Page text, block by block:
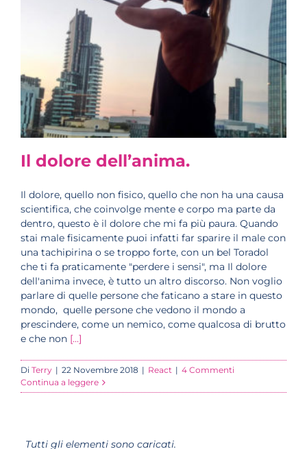
Il dolore dell’anima.
Il dolore, quello non fisico, quello che non ha una causa
scientifica, che coinvolge mente e corpo ma parte da
dentro, questo è il dolore che mi fa più paura. Quando
stai male fisicamente puoi infatti far sparire il male con
una tachipirina o se troppo forte, con un bel Toradol
che ti fa praticamente "perdere i sensi", ma Il dolore
dell'anima invece, è tutto un altro discorso. Non voglio
parlare di quelle persone che faticano a stare in questo
mondo, quelle persone che vedono il mondo a
prescindere, come un nemico, come qualcosa di brutto
e che non [...]
Di Terry | 22 Novembre 2018 | React | 4 Commenti
Continua a leggere